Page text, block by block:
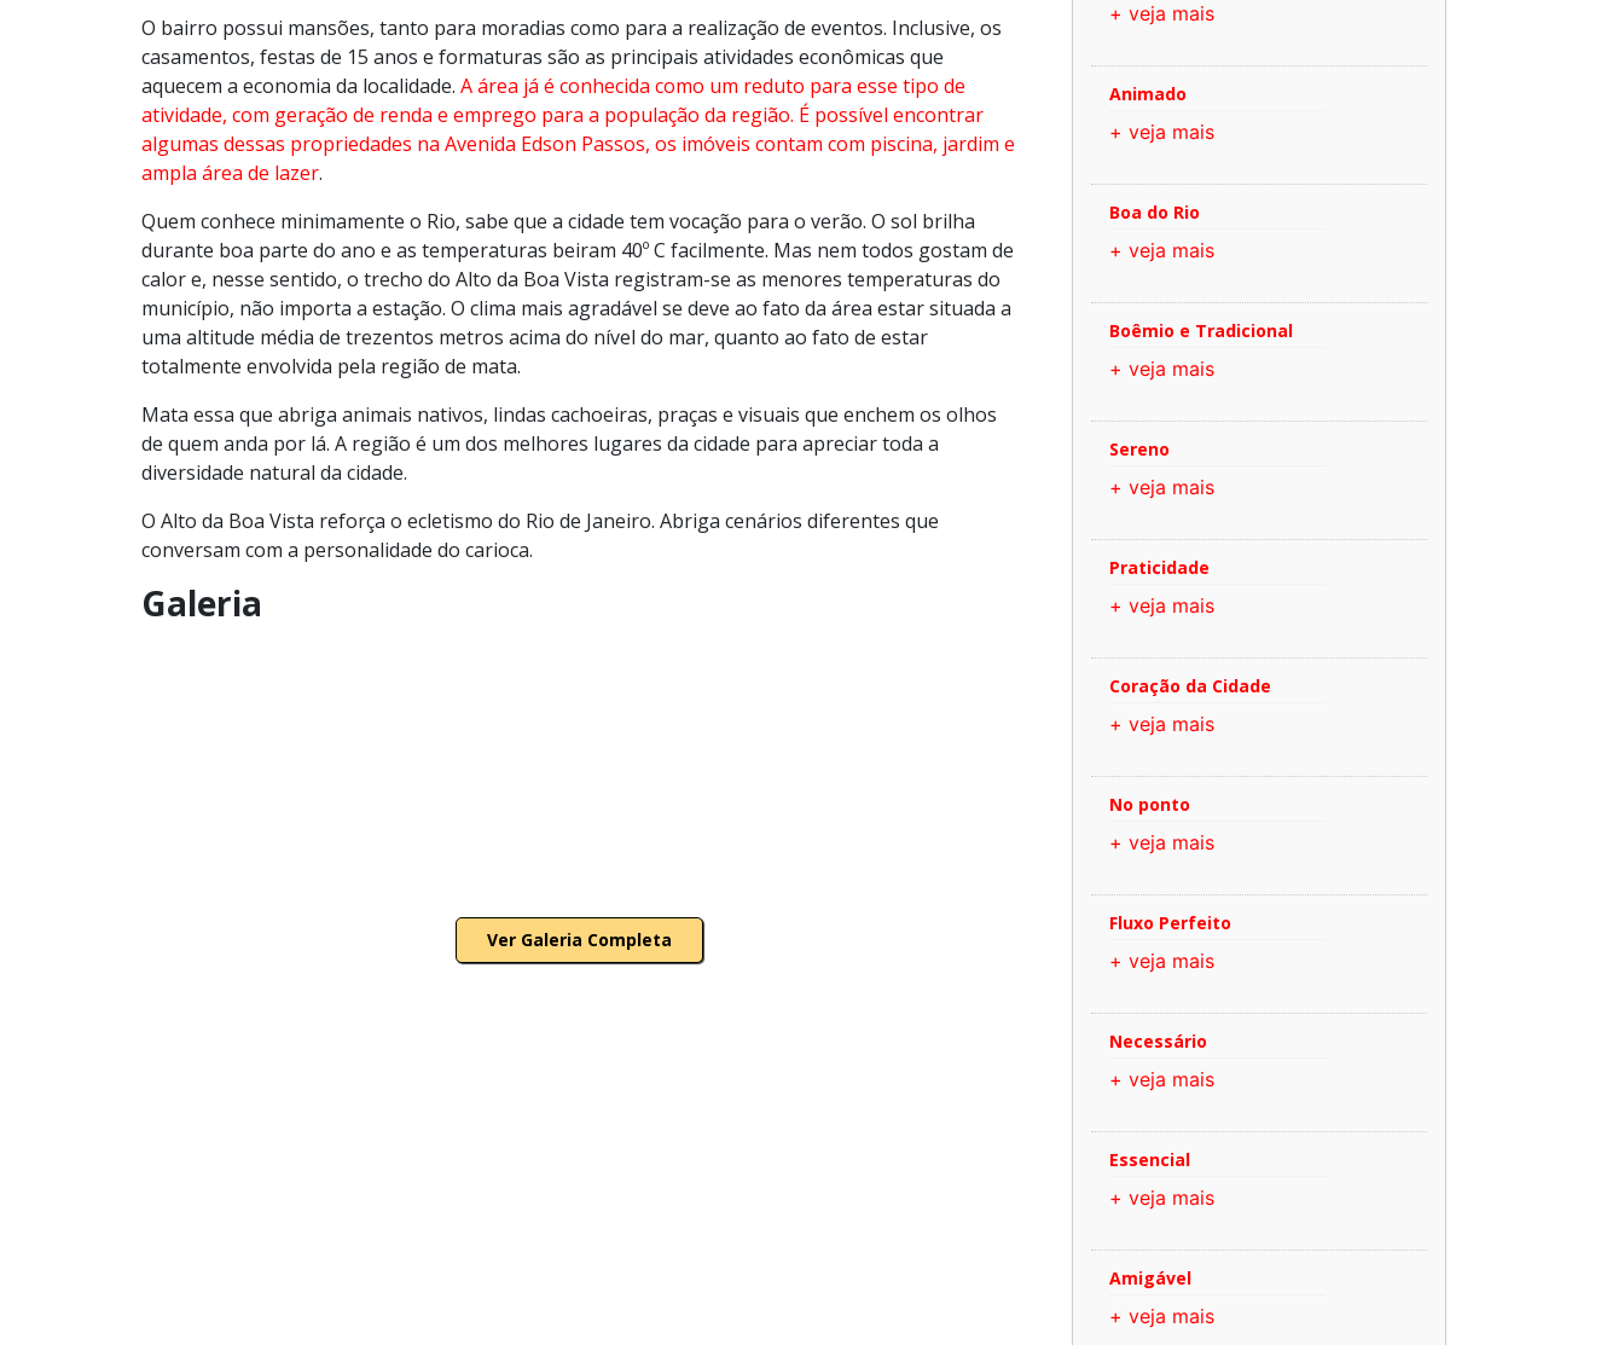
O bairro possui mansões, tanto para moradias como para a realização de eventos. Inclusive, os
casamentos, festas de 15 anos e formaturas são as principais atividades econômicas que
aquecem a economia da localidade. A área já é conhecida como um reduto para esse tipo de
atividade, com geração de renda e emprego para a população da região. É possível encontrar
algumas dessas propriedades na Avenida Edson Passos, os imóveis contam com piscina, jardim e
ampla área de lazer.
Quem conhece minimamente o Rio, sabe que a cidade tem vocação para o verão. O sol brilha
durante boa parte do ano e as temperaturas beiram 40º C facilmente. Mas nem todos gostam de
calor e, nesse sentido, o trecho do Alto da Boa Vista registram-se as menores temperaturas do
município, não importa a estação. O clima mais agradável se deve ao fato da área estar situada a
uma altitude média de trezentos metros acima do nível do mar, quanto ao fato de estar
totalmente envolvida pela região de mata.
Mata essa que abriga animais nativos, lindas cachoeiras, praças e visuais que enchem os olhos
de quem anda por lá. A região é um dos melhores lugares da cidade para apreciar toda a
diversidade natural da cidade.
O Alto da Boa Vista reforça o ecletismo do Rio de Janeiro. Abriga cenários diferentes que
conversam com a personalidade do carioca.
Galeria
Ver Galeria Completa
+ veja mais
Animado
+ veja mais
Boa do Rio
+ veja mais
Boêmio e Tradicional
+ veja mais
Sereno
+ veja mais
Praticidade
+ veja mais
Coração da Cidade
+ veja mais
No ponto
+ veja mais
Fluxo Perfeito
+ veja mais
Necessário
+ veja mais
Essencial
+ veja mais
Amigável
+ veja mais